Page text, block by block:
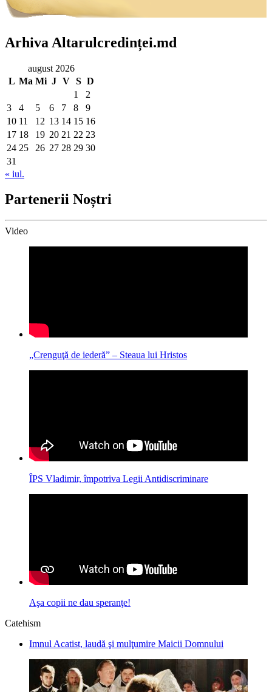
Arhiva Altarulcredinței.md
august 2026
L Ma Mi J V S D
1
2
3
4 5 6 7 8
9
10 11 12 13 14 15 16
17 18 19 20 21 22 23
24 25 26 27 28 29 30
31
« iul.
Partenerii Noștri
Video
„Crenguţă de iederă” – Steaua lui Hristos
ÎPS Vladimir, împotriva Legii Antidiscriminare
Aşa copii ne dau speranţe!
Catehism
Imnul Acatist, laudă şi mulţumire Maicii Domnului